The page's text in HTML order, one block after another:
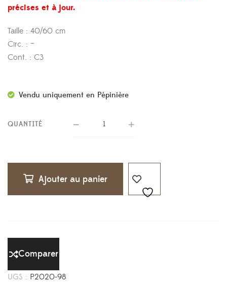
précises et à jour.
Taille : 40/60 cm
Circ. : –
Cont. : C3
Vendu uniquement en Pépinière
QUANTITÉ
Ajouter au panier
Comparer
UGS : P2020-98